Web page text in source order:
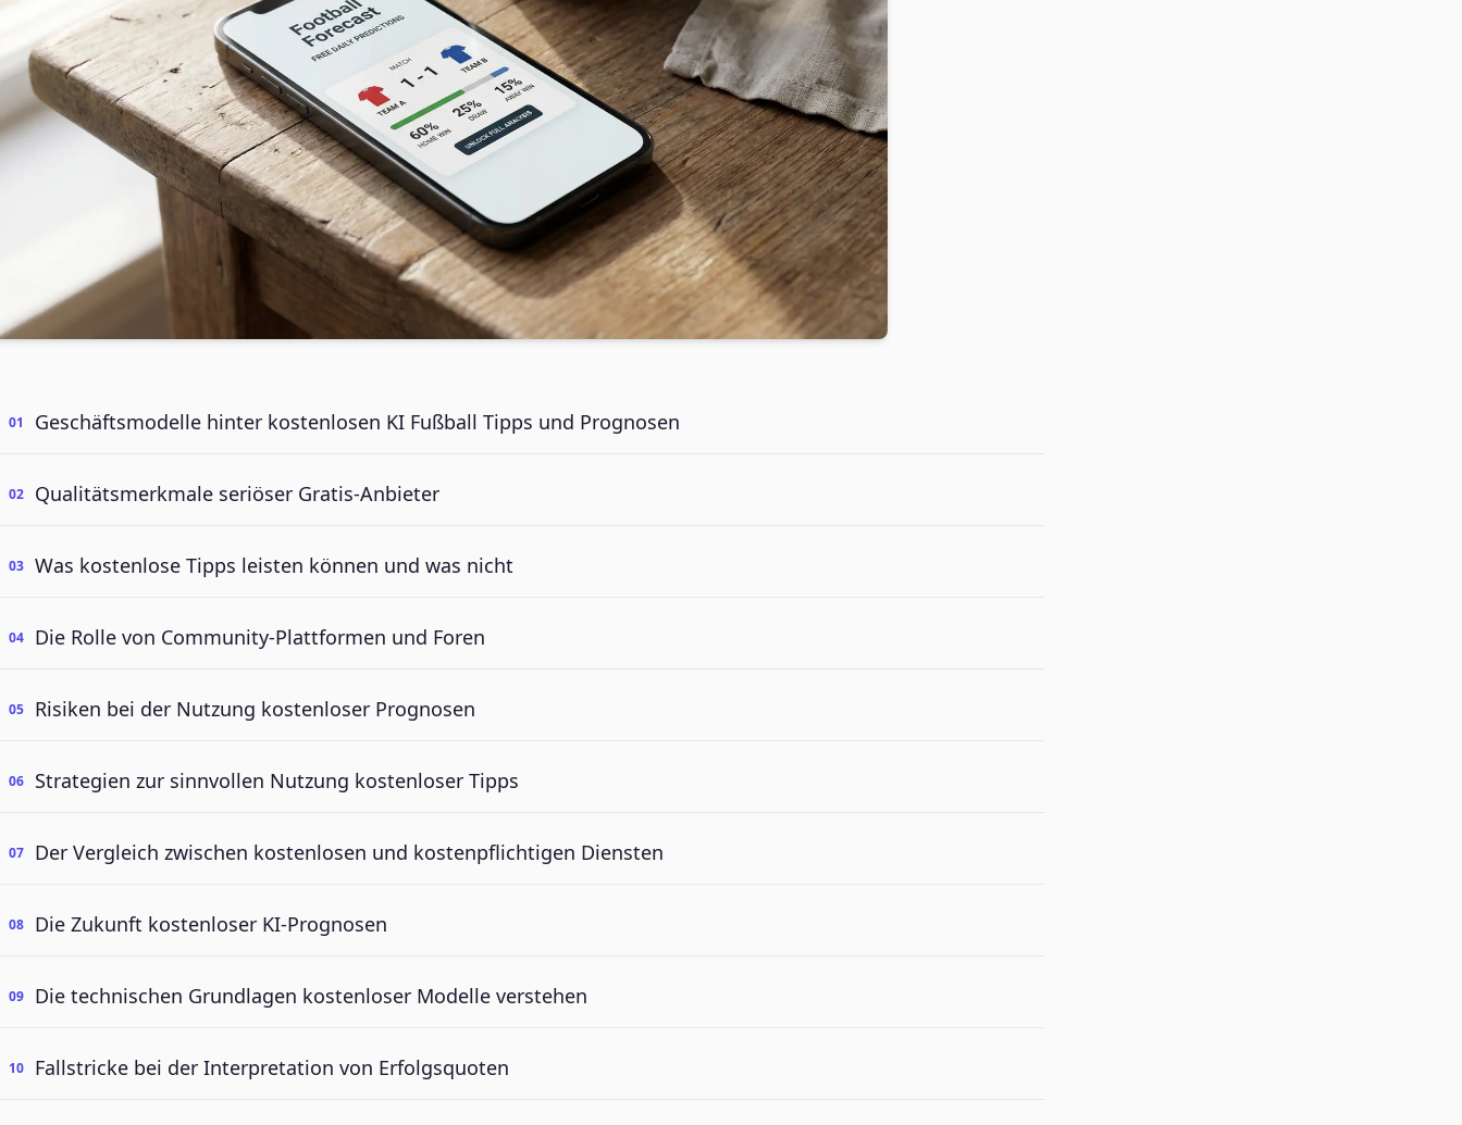
Geschäftsmodelle hinter kostenlosen KI Fußball Tipps und Prognosen
Qualitätsmerkmale seriöser Gratis-Anbieter
Was kostenlose Tipps leisten können und was nicht
Die Rolle von Community-Plattformen und Foren
Risiken bei der Nutzung kostenloser Prognosen
Strategien zur sinnvollen Nutzung kostenloser Tipps
Der Vergleich zwischen kostenlosen und kostenpflichtigen Diensten
Die Zukunft kostenloser KI-Prognosen
Die technischen Grundlagen kostenloser Modelle verstehen
Fallstricke bei der Interpretation von Erfolgsquoten